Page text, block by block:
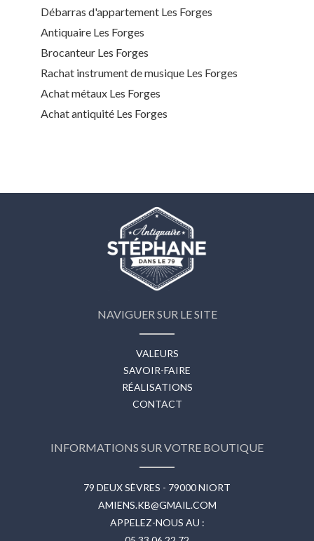
Débarras d'appartement Les Forges
Antiquaire Les Forges
Brocanteur Les Forges
Rachat instrument de musique Les Forges
Achat métaux Les Forges
Achat antiquité Les Forges
NAVIGUER SUR LE SITE
VALEURS
SAVOIR-FAIRE
RÉALISATIONS
CONTACT
INFORMATIONS SUR VOTRE BOUTIQUE
79 DEUX SÈVRES - 79000 NIORT
AMIENS.KB@GMAIL.COM
APPELEZ-NOUS AU :